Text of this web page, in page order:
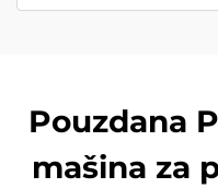
Pouzdana
mašina za